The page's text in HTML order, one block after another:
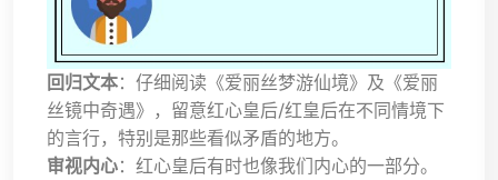
回归文本：仔细阅读《爱丽丝梦游仙境》及《爱丽
丝镜中奇遇》，留意红心皇后/红皇后在不同情境下
的言行，特别是那些看似矛盾的地方。
审视内心：红心皇后有时也像我们内心的一部分。